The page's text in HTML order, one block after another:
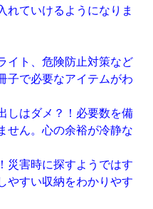
れていけるようになりま
イト、危険防止対策など
子で必要なアイテムがわ
しはダメ？！必要数を備
せん。心の余裕が冷静な
災害時に探すようではす
やすい収納をわかりやす